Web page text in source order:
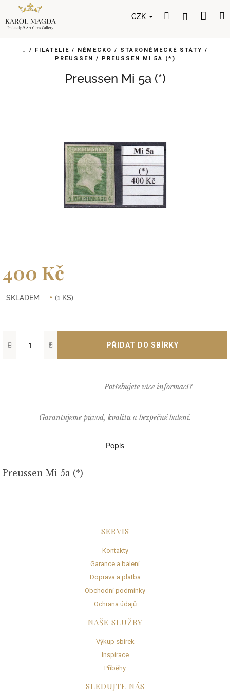
obsah
CZK HledatPřihlášení
DOMŮ
/ FILATELIE / NĚMECKO / STARONĚMECKÉ STÁTY /
PREUSSEN / PREUSSEN MI 5A (*)
Preussen Mi 5a (*)
400 Kč
cena:
SKLADEM (1 KS)
+
−
Garantujeme původ, kvalitu a bezpečné balení.
Popis
Preussen Mi 5a (*)
SERVIS
Kontakty
Garance a balení
Doprava a platba
Obchodní podmínky
Ochrana údajů
NAŠE SLUŽBY
Výkup sbírek
Inspirace
Příběhy
SLEDUJTE NÁS